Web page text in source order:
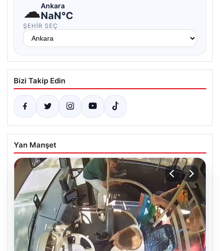
☁Ankara
NaN°C
ŞEHIR SEÇ
Bizi Takip Edin
Yan Manşet